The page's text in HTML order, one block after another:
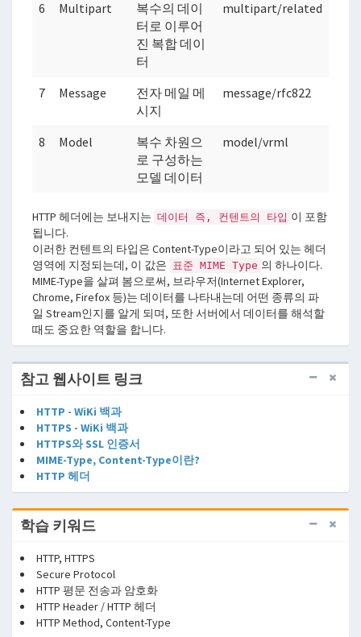
6 Multipart
복수의 데이
터로 이루어
진 복합 데이
터
multipart/related
7 Message
전자 메일 메
시지
message/rfc822
8 Model
복수 차원으
로 구성하는
모델 데이터
model/vrml
HTTP 헤더에는 보내지는 데이터 즉, 컨텐트의 타입 이 포함
됩니다.
이러한 컨텐트의 타입은 Content-Type이라고 되어 있는 헤더
영역에 지정되는데, 이 값은 표준 MIME Type 의 하나이다.
MIME-Type을 살펴 봄으로써, 브라우저(Internet Explorer,
Chrome, Firefox 등)는 데이터를 나타내는데 어떤 종류의 파
일 Stream인지를 알게 되며, 또한 서버에서 데이터를 해석할
때도 중요한 역할을 합니다.
참고 웹사이트 링크
HTTP - WiKi 백과
HTTPS - WiKi 백과
HTTPS와 SSL 인증서
MIME-Type, Content-Type이란?
HTTP 헤더
학습 키워드
HTTP, HTTPS
Secure Protocol
HTTP 평문 전송과 암호화
HTTP Header / HTTP 헤더
HTTP Method, Content-Type